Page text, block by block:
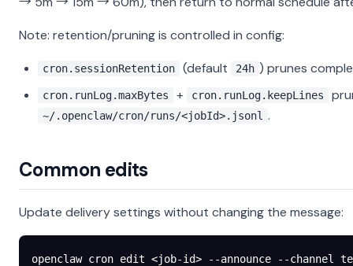
Note: retention/pruning is controlled in config:
cron.sessionRetention (default 24h ) prunes
cron.runLog.maxBytes + cron.runLog.keepLines
~/.openclaw/cron/runs/<jobId>.jsonl .
Common edits
Update delivery settings without changing the message:
openclaw cron edit <job-i d> --announce --channel